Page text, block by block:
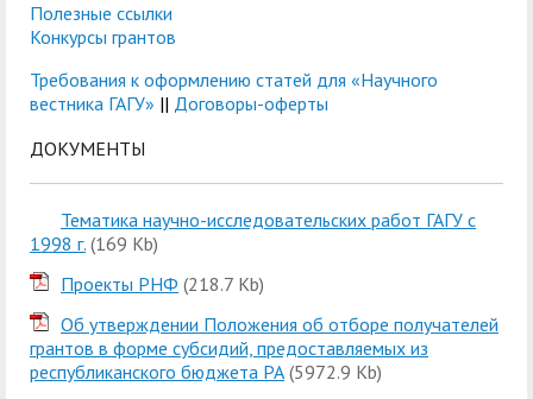
Полезные ссылки
Конкурсы грантов
Требования к оформлению статей для «Научного
вестника ГАГУ» || Договоры-оферты
ДОКУМЕНТЫ
Тематика научно-исследовательских работ ГАГУ с
1998 г. (169 Kb)
Проекты РНФ (218.7 Kb)
Об утверждении Положения об отборе получателей
грантов в форме субсидий, предоставляемых из
республиканского бюджета РА (5972.9 Kb)